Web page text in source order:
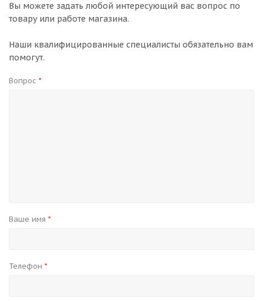
Вы можете задать любой интересующий вас вопрос по
товару или работе магазина.
Наши квалифицированные специалисты обязательно вам
помогут.
Вопрос *
Ваше имя *
Телефон *